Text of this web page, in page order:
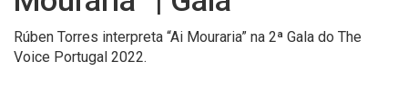
Rúben Torres interpreta “Ai Mouraria” na 2ª Gala do The
Voice Portugal 2022.